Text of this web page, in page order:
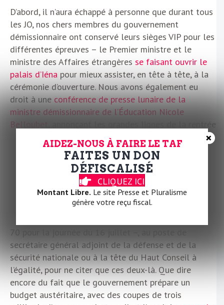
D’abord, il n’aura échappé à personne que durant tous
les JO, nos chers membres du gouvernement
démissionnaire ont conservé leurs sièges VIP pour les
différentes épreuves – le Premier ministre et le
ministre des Affaires étrangères se faisant ouvrir le
palais d’Iéna pour mieux assister, en tête à tête, à la
cérémonie d’ouverture. Nous avons également eu
droit à uneconférence de presse lunaire de la
ministre démissionnaire de l’Éducation Nicole
Belloubet
, annonçant les grandes lignes de la rentrée
scolaire alors même que les réformes sont gelées.
Mais tout ceci encore, c’est presque mignon. Car
l’exécutif a toujours du pouvoir et il l’use. Ainsi le
gouvernement a-t-il pris des décrets depuis
concernantla loi Immigrationou les « vendanges
sept jours sur sept ». On peut encore noter les
70 pour la journée du 16 juillet –, au poste de
secrétaire général adjoint de la défense et de la
sécurité nationale ou à la tête du Haut Conseil à
l’égalité, pour ne citer que ces deux-là. Que dire
encore du fait que le gouvernement prépare un
budget austéritaire, avec des coupes de trois
AIDEZ-NOUS À FAIRE LE TAF
FAITES UN DON
DÉFISCALISÉ
CLIQUEZ ICI
Montant Libre. Le site Presse et Pluralisme
génère votre reçu fiscal.
×